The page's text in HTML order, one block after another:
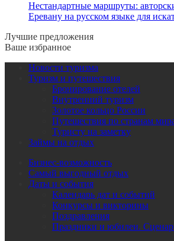
Нестандартные маршруты:
Еревану на русском языке для
Лучшие предложения
Ваше избранное
Новости туризма
Туризм и путешествия
Бронирование отелей
Внутренний туризм
Золотое кольцо России
Путешествия по странам
Туристу на заметку
Займы на отдых
Бизнес-возможность
Самый выгодный отдых
Даты и события
Календарь дат и событий
Конкурсы и викторины
Поздравления
Праздники и юбилеи.